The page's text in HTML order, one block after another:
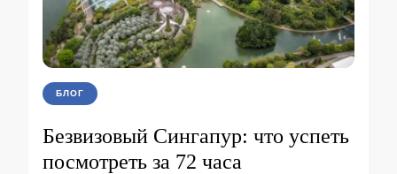
БЛОГ
Безвизовый Сингапур: что успеть
посмотреть за 72 часа